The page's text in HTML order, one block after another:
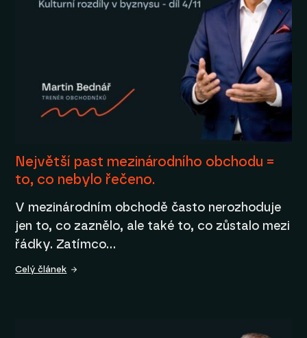
Největší past mezinárodního obchodu =
to, co nebylo řečeno.
V mezinárodním obchodě často nerozhoduje
jen to, co zaznělo, ale také to, co zůstalo mezi
řádky. Zatímco…
Celý článek